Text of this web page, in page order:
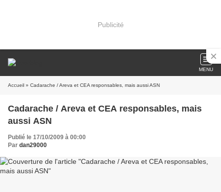
Publicité
MENU
Accueil » Cadarache / Areva et CEA responsables, mais aussi ASN
Cadarache / Areva et CEA responsables, mais
aussi ASN
Publié le 17/10/2009 à 00:00
Par dan29000